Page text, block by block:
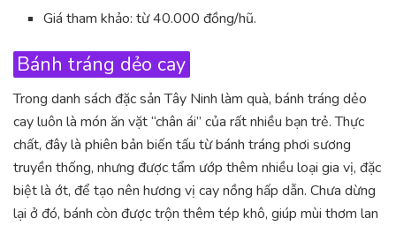
Giá tham khảo: từ 40.000 đồng/hũ.
Bánh tráng dẻo cay
Trong danh sách đặc sản Tây Ninh làm quà, bánh tráng dẻo
cay luôn là món ăn vặt “chân ái” của rất nhiều bạn trẻ. Thực
chất, đây là phiên bản biến tấu từ bánh tráng phơi sương
truyền thống, nhưng được tẩm ướp thêm nhiều loại gia vị, đặc
biệt là ớt, để tạo nên hương vị cay nồng hấp dẫn. Chưa dừng
lại ở đó, bánh còn được trộn thêm tép khô, giúp mùi thơm lan